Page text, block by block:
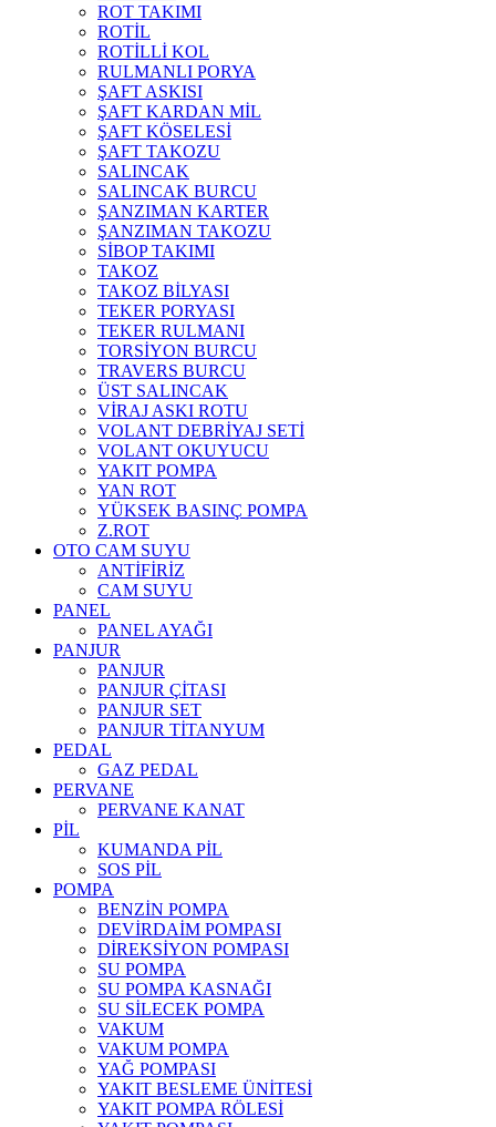
ROT TAKIMI
ROTİL
ROTİLLİ KOL
RULMANLI PORYA
ŞAFT ASKISI
ŞAFT KARDAN MİL
ŞAFT KÖSELESİ
ŞAFT TAKOZU
SALINCAK
SALINCAK BURCU
ŞANZIMAN KARTER
ŞANZIMAN TAKOZU
SİBOP TAKIMI
TAKOZ
TAKOZ BİLYASI
TEKER PORYASI
TEKER RULMANI
TORSİYON BURCU
TRAVERS BURCU
ÜST SALINCAK
VİRAJ ASKI ROTU
VOLANT DEBRİYAJ SETİ
VOLANT OKUYUCU
YAKIT POMPA
YAN ROT
YÜKSEK BASINÇ POMPA
Z.ROT
OTO CAM SUYU
ANTİFİRİZ
CAM SUYU
PANEL
PANEL AYAĞI
PANJUR
PANJUR
PANJUR ÇİTASI
PANJUR SET
PANJUR TİTANYUM
PEDAL
GAZ PEDAL
PERVANE
PERVANE KANAT
PİL
KUMANDA PİL
SOS PİL
POMPA
BENZİN POMPA
DEVİRDAİM POMPASI
DİREKSİYON POMPASI
SU POMPA
SU POMPA KASNAĞI
SU SİLECEK POMPA
VAKUM
VAKUM POMPA
YAĞ POMPASI
YAKIT BESLEME ÜNİTESİ
YAKIT POMPA RÖLESİ